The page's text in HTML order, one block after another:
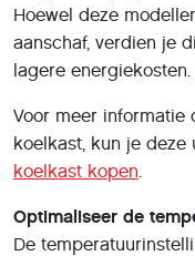
Hoewel deze
aanschaf, verdien je
lagere energiekosten.
Voor meer informatie
koelkast, kun je
koelkast kopen.
Optimaliseer de
De